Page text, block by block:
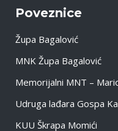
Poveznice
Župa Bagalović
MNK Župa Bagalović
Memorijalni MNT –
Udruga lađara Gospa
KUU Škrapa Momići